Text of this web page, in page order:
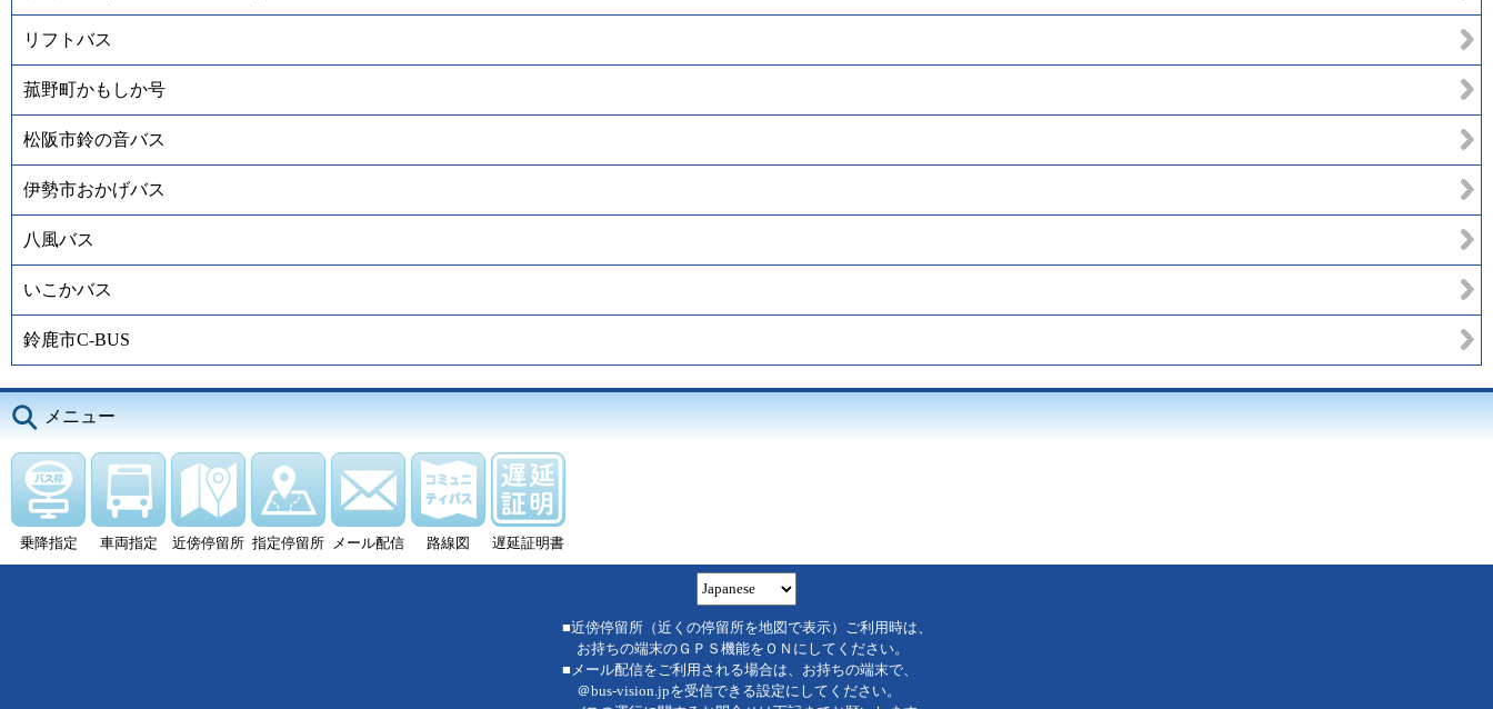
リフトバス
菰野町かもしか号
松阪市鈴の音バス
伊勢市おかげバス
八風バス
いこかバス
鈴鹿市C-BUS
メニュー
乗降指定 車両指定 近傍停留所 指定停留所 メール配信 路線図 遅延証明書
■近傍停留所（近くの停留所を地図で表示）ご利用時は、
お持ちの端末のＧＰＳ機能をＯＮにしてください。
■メール配信をご利用される場合は、お持ちの端末で、
＠bus-vision.jpを受信できる設定にしてください。